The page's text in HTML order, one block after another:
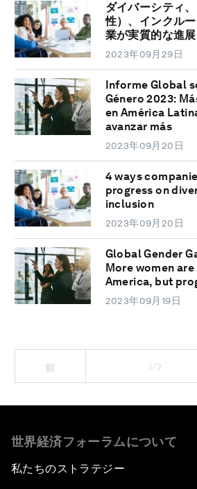
ダイバーシティ
性）、インクル
業が実質的な進
2023年09月29日
Informe Global
Género 2023:
en América
avanzar más
2023年09月20日
4 ways
progress on
inclusion
2023年09月20日
Global Gender
More women
America, but
2023年09月19日
前 1/2
世界経済フォーラムについて
私たちのストラテジー